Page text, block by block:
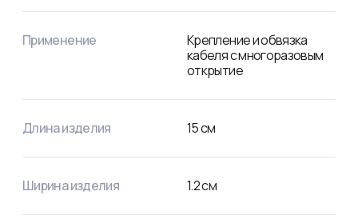
Применение
Крепление и обвязка
кабеля с многоразовым
открытие
Длина изделия 15см
Ширина изделия 1.2см